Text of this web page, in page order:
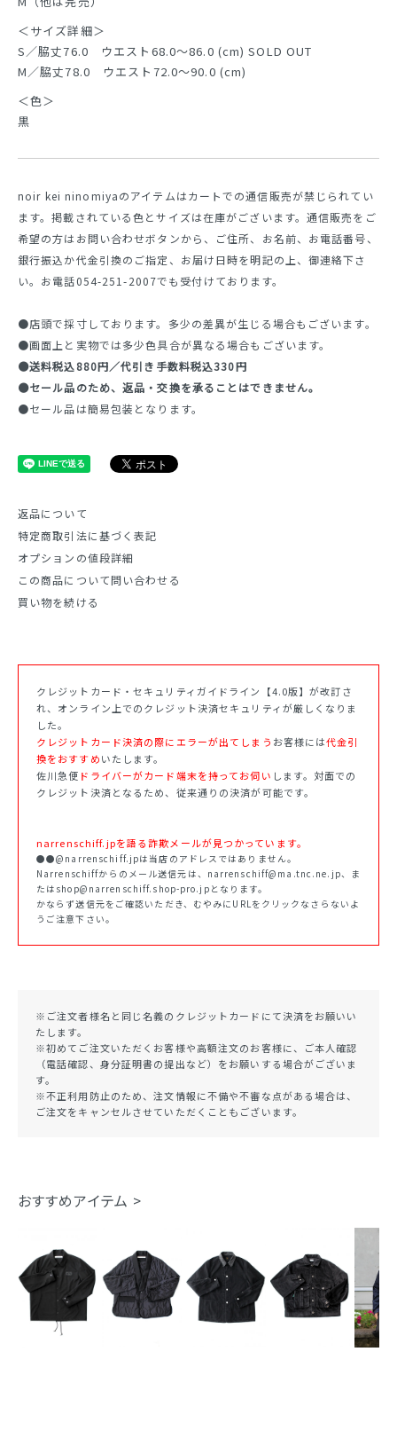
＜サイズ詳細＞
S／脇丈76.0 ウエスト68.0～86.0 (cm) SOLD OUT
M／脇丈78.0 ウエスト72.0～90.0 (cm)
＜色＞
黒
noir kei ninomiyaのアイテムはカートでの通信販売が禁じられてい
ます。掲載されている色とサイズは在庫がございます。通信販売をご
希望の方はお問い合わせボタンから、ご住所、お名前、お電話番号、
銀行振込か代金引換のご指定、お届け日時を明記の上、御連絡下さ
い。お電話054-251-2007でも受付けております。
●店頭で採寸しております。多少の差異が生じる場合もございます。
●画面上と実物では多少色具合が異なる場合もございます。
●送料税込880円／代引き手数料税込330円
●セール品のため、返品・交換を承ることはできません。
●セール品は簡易包装となります。
返品について
特定商取引法に基づく表記
オプションの値段詳細
この商品について問い合わせる
買い物を続ける
クレジットカード・セキュリティガイドライン【4.0版】が改訂さ
れ、オンライン上でのクレジット決済セキュリティが厳しくなりま
した。
クレジットカード決済の際にエラーが出てしまう お客様には代金引
換をおすすめいたします。
佐川急便 ドライバーがカード端末を持ってお伺い します。対面での
クレジット決済となるため、従来通りの決済が可能です。
narrenschiff.jpを語る詐欺メールが見つかっています。
●●@narrenschiff.jpは当店のアドレスではありません。
Narrenschiffからのメール送信元は、narrenschiff@ma.tnc.ne.jp、ま
たはshop@narrenschiff.shop-pro.jpとなります。
かならず送信元をご確認いただき、むやみにURLをクリックなさらないよ
うご注意下さい。
※ご注文者様名と同じ名義のクレジットカードにて決済をお願いい
たします。
※初めてご注文いただくお客様や高額注文のお客様に、ご本人確認
（電話確認、身分証明書の提出など）をお願いする場合がございま
す。
※不正利用防止のため、注文情報に不備や不審な点がある場合は、
ご注文をキャンセルさせていただくこともございます。
おすすめアイテム >